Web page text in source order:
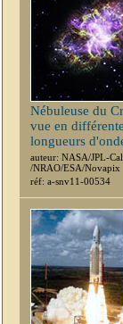
Nébuleuse du
vue en
longueurs
auteur: NASA/JPL-
/NRAO/ESA/Novapix
réf: a-snv11-00534